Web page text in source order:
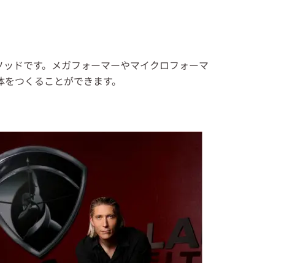
ドです。メガフォーマーやマイクロフォーマ
つくることができます。